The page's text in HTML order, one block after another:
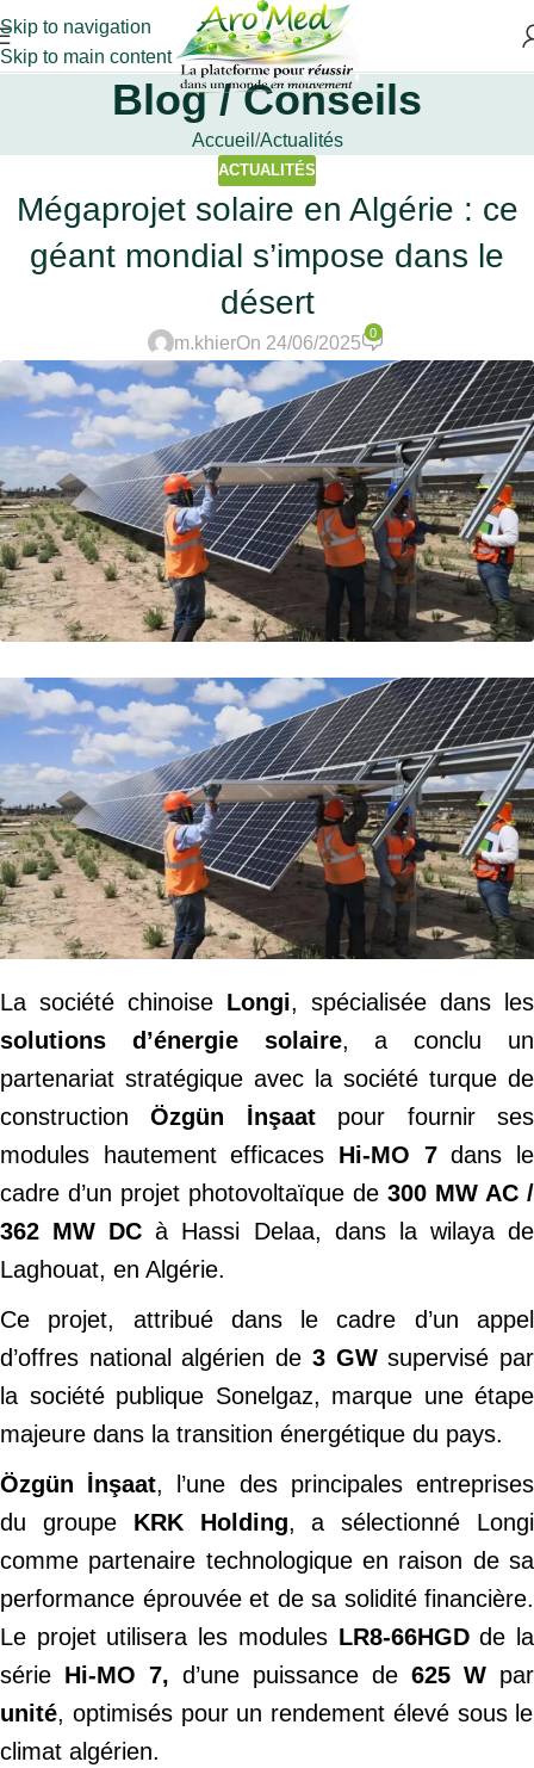
Skip to navigation
Skip to main content
Blog / Conseils
Accueil Actualités
ACTUALITÉS
Mégaprojet solaire en Algérie : ce
géant mondial s’impose dans le
désert
m.khierOn 24/06/2025
0
La société chinoise Longi, spécialisée dans les
solutions d’énergie solaire, a conclu un
partenariat stratégique avec la société turque de
constructionÖzgün İnşaatpour fournir ses
modules hautement efficaces Hi-MO 7dans le
cadre d’un projet photovoltaïque de 300 MW AC /
362 MW DC à Hassi Delaa, dans la wilaya de
Laghouat, en Algérie.
Ce projet, attribué dans le cadre d’un appel
d’offres national algérien de 3 GWsupervisé par
la société publique Sonelgaz, marque une étape
majeure dans la transition énergétique du pays.
Özgün İnşaat, l’une des principales entreprises
du groupe KRK Holding, a sélectionné Longi
comme partenaire technologique en raison de sa
performance éprouvée et de sa solidité financière.
Le projet utilisera les modules LR8-66HGDde la
série Hi-MO 7, d’une puissance de 625 W par
unité, optimisés pour un rendement élevé sous le
climat algérien.